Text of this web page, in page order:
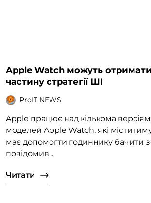
Apple Watch можуть
частину стратегії ШІ
ProIT NEWS
Apple працює над кількома
моделей Apple Watch, які
має допомогти годиннику бачити
повідомив...
Читати